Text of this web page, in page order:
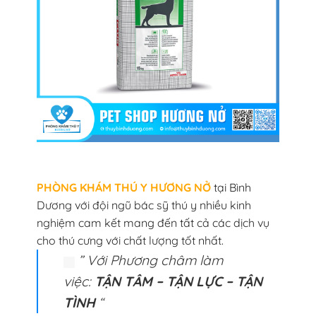
PHÒNG KHÁM THÚ Y HƯƠNG NỞtại Bình
Dương với đội ngũ bác sỹ thú y nhiều kinh
nghiệm cam kết mang đến tất cả các dịch vụ
cho thú cưng với chất lượng tốt nhất.
” Với Phương châm làm
việc: TẬN TÂM – TẬN LỰC – TẬN
TÌNH“